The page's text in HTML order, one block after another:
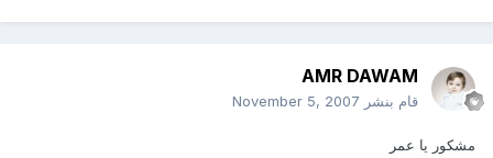
AMR DAWAM
قام بنشر November 5, 2007
مشكور يا عمر